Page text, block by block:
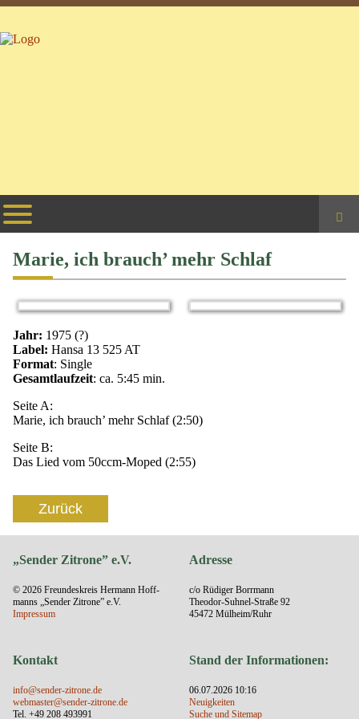
Marie, ich brauch’ mehr Schlaf
Jahr: 1975 (?)
Label: Hansa 13 525 AT
Format: Single
Gesamtlaufzeit: ca. 5:45 min.
Seite A:
Marie, ich brauch’ mehr Schlaf (2:50)
Seite B:
Das Lied vom 50ccm-Moped (2:55)
Zurück
„Sender Zitrone” e.V.
© 2026 Freundes­kreis Her­mann Hoff­
manns „Sender Zitrone” e.V.
Impressum
Adresse
c/o Rüdiger Borrmann
Theodor-Suhnel-Straße 92
45472 Mülheim/Ruhr
Kontakt
info@sender-zitrone.de
webmaster@sender-zitrone.de
Tel. +49 208 493991
Stand der Informationen:
06.07.2026 10:16
Neuigkeiten
Suche und Sitemap